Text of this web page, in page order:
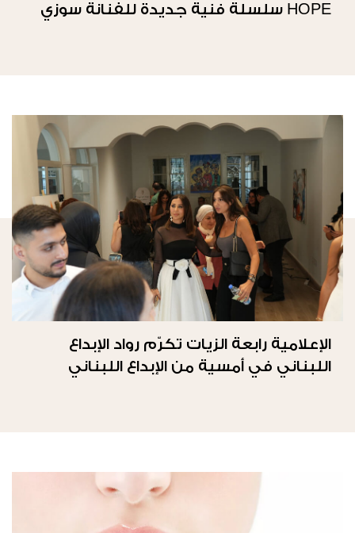
HOPE سلسلة فنية جديدة للفنانة سوزي
الإعلامية رابعة الزيات تكرّم رواد الإبداع
اللبناني في أمسية من الإبداع اللبناني